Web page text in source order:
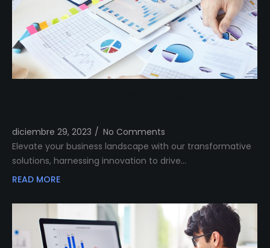
diciembre 29, 2023 / No Comments
Elevate your business landscape with our transformative
solutions, harnessing innovation to drive…
READ MORE